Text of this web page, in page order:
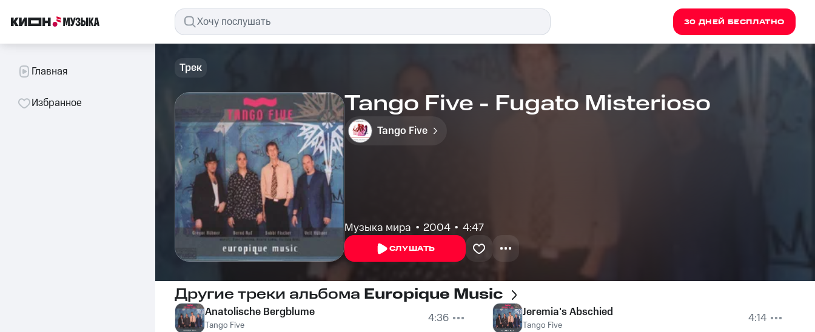
30 ДНЕЙ БЕСПЛАТНО
Главная
Избранное
Трек
Tango Five - Fugato Misterioso
Tango Five
Музыка мира 2004 4:47
СЛУШАТЬ
Другие треки альбома Europique Music
Anatolische Bergblume
Tango Five
4:36
Jeremia's Abschied
Tango Five
4:14